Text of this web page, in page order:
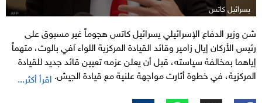
يسرائيل كاتس
شن وزير الدفاع الإسرائيلي يسرائيل كاتس هجوماً غير مسبوق على
رئيس الأركان إيال زامير وقائد القيادة المركزية اللواء آفي بالوت، متهماً
إياهما بمخالفة سياسته، قبل أن يعلن عزمه تعيين قائد جديد للقيادة
المركزية، في خطوة أثارت مواجهة علنية مع قيادة الجيش. اقرأ أكثر...